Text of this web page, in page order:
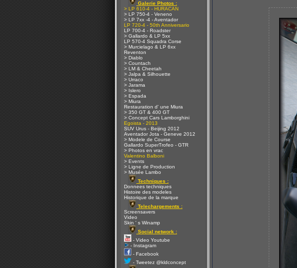
Galerie Photos :
> LP 610-4 - HURACAN
> LP 750-4 - Veneno
> LP 7xx -4 - Aventador
LP 720-4 - 50th Anniversario
LP 700-4 - Roadster
> Gallardo & LP 5xx
LP 570-4 Squadra Corse
> Murcielago & LP 6xx
Reventon
> Diablo
> Countach
> LM & Cheetah
> Jalpa & Silhouette
> Urraco
> Jarama
> Islero
> Espada
> Miura
Restauration d' une Miura
> 350 GT & 400 GT
> Concept Cars Lamborghini
Egoista - 2013
SUV Urus - Beijing 2012
Aventador Jota - Geneve 2012
> Modele de Course
Gallardo SuperTrofeo - GTR
> Photos en vrac
Valentino Balboni
> Events
> Ligne de Production
> Musée Lambo
Techniques :
Donnees techniques
Histoire des modeles
Historique de la marque
Telechargements :
Screensavers
Video
Skin ' s Winamp
Social network :
- Video Youtube
- Instagram
- Facebook
- Tweetez @kldconcept